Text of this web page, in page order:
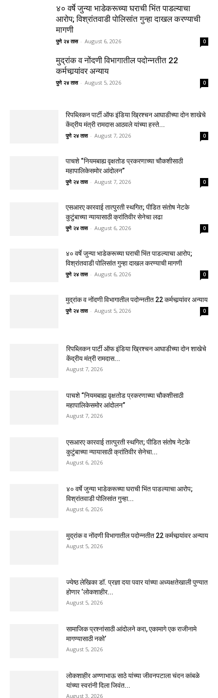
४० वर्षे जुन्या भाडेकरूच्या घराची भिंत पाडल्याचा
आरोप; विश्रांतवाडी पोलिसांत गुन्हा दाखल करण्याची
मागणी
पुणे २४ तास - August 6, 2026 0
मुद्रांक व नोंदणी विभागातील पदोन्नतीत 22
कर्मचार्‍यांवर अन्याय
पुणे २४ तास - August 5, 2026 0
रिपब्लिकन पार्टी ऑफ इंडिया ख्रिश्चन आघाडीच्या दोन शाखेचे
केंद्रीय मंत्री रामदास आठवले यांच्या हस्ते...
पुणे २४ तास - August 7, 2026 0
पाचशे “नियमबाह्य वृक्षतोड प्रकरणाच्या चौकशीसाठी
महापालिकेसमोर आंदोलन”
पुणे २४ तास - August 7, 2026 0
एसआरए कारवाई तात्पुरती स्थगित; पीडित संतोष नेटके
कुटुंबाच्या न्यायासाठी क्रांतिवीर सेनेचा लढा
पुणे २४ तास - August 6, 2026 0
४० वर्षे जुन्या भाडेकरूच्या घराची भिंत पाडल्याचा आरोप;
विश्रांतवाडी पोलिसांत गुन्हा दाखल करण्याची मागणी
पुणे २४ तास - August 6, 2026 0
मुद्रांक व नोंदणी विभागातील पदोन्नतीत 22 कर्मचार्‍यांवर अन्याय
पुणे २४ तास - August 5, 2026 0
रिपब्लिकन पार्टी ऑफ इंडिया ख्रिश्चन आघाडीच्या दोन शाखेचे
केंद्रीय मंत्री रामदास...
August 7, 2026
पाचशे “नियमबाह्य वृक्षतोड प्रकरणाच्या चौकशीसाठी
महापालिकेसमोर आंदोलन”
August 7, 2026
एसआरए कारवाई तात्पुरती स्थगित; पीडित संतोष नेटके
कुटुंबाच्या न्यायासाठी क्रांतिवीर सेनेचा...
August 6, 2026
४० वर्षे जुन्या भाडेकरूच्या घराची भिंत पाडल्याचा आरोप;
विश्रांतवाडी पोलिसांत गुन्हा...
August 6, 2026
मुद्रांक व नोंदणी विभागातील पदोन्नतीत 22 कर्मचार्‍यांवर अन्याय
August 5, 2026
ज्येष्ठ लेखिका डॉ. प्रज्ञा दया पवार यांच्या अध्यक्षतेखाली पुण्यात
होणार ‘लोकशाहीर...
August 5, 2026
सामाजिक प्रश्नांसाठी आंदोलने करा, एकामागे एक राजीनामे
मागण्यासाठी नको’
August 5, 2026
लोकशाहीर अण्णाभाऊ साठे यांच्या जीवनपटाला चंदन कांबळे
यांच्या स्वरांनी दिला जिवंत...
August 3, 2026